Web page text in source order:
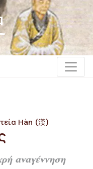
Hàn (漢)
αναγέννηση